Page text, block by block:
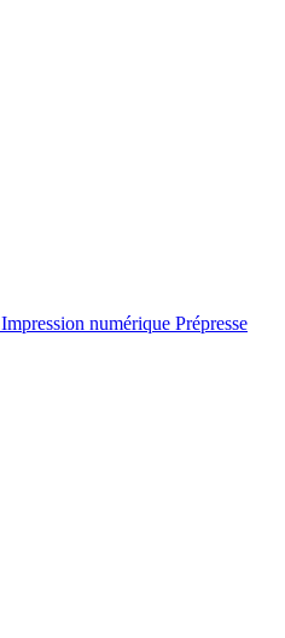
Impression numérique Prépresse